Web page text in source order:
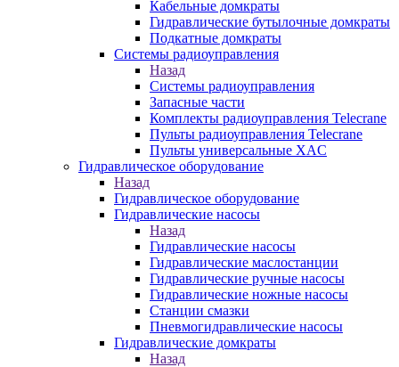
Кабельные домкраты
Гидравлические бутылочные домкраты
Подкатные домкраты
Системы радиоуправления
Назад
Системы радиоуправления
Запасные части
Комплекты радиоуправления Telecrane
Пульты радиоуправления Telecrane
Пульты универсальные XAC
Гидравлическое оборудование
Назад
Гидравлическое оборудование
Гидравлические насосы
Назад
Гидравлические насосы
Гидравлические маслостанции
Гидравлические ручные насосы
Гидравлические ножные насосы
Станции смазки
Пневмогидравлические насосы
Гидравлические домкраты
Назад